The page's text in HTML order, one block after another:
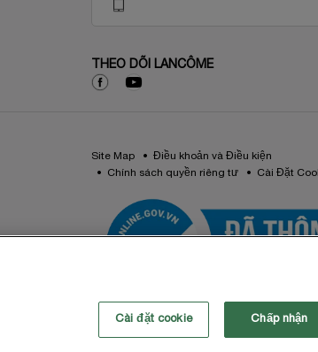
THEO DÕI LANCÔME
Site Map
Điều khoản và Điều kiện
Chính sách quyền riêng tư
Cài Đặt
Cài đặt cookie Chấp nhận